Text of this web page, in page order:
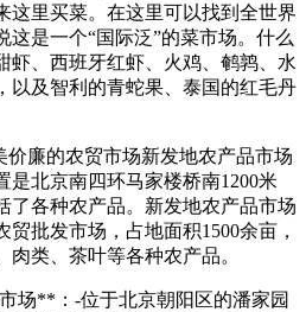
这里买菜。在这里可以找到全世界
这是一个“国际泛”的菜市场。什么
虾、西班牙红虾、火鸡、鹌鹑、水
以及智利的青蛇果、泰国的红毛丹
价廉的农贸市场新发地农产品市场
是北京南四环马家楼桥南1200米
了各种农产品。新发地农产品市场
批发市场，占地面积1500余亩，
类、茶叶等各种农产品。
场**：-位于北京朝阳区的潘家园